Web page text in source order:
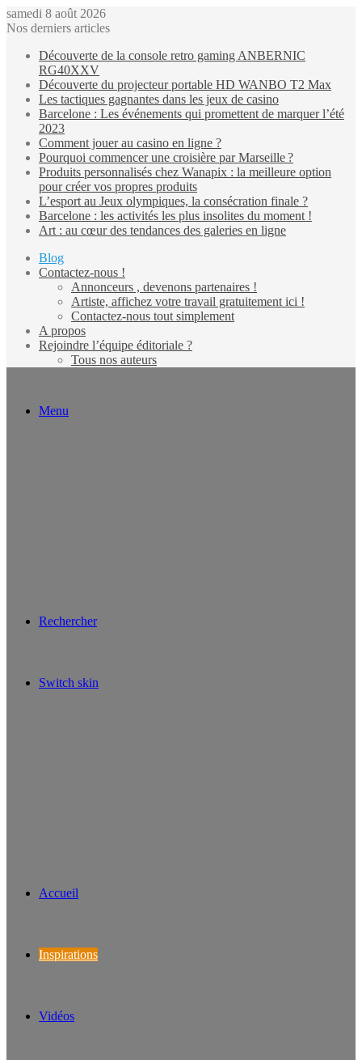
samedi 8 août 2026
Nos derniers articles
Découverte de la console retro gaming ANBERNIC
RG40XXV
Découverte du projecteur portable HD WANBO T2 Max
Les tactiques gagnantes dans les jeux de casino
Barcelone : Les événements qui promettent de marquer l’été
2023
Comment jouer au casino en ligne ?
Pourquoi commencer une croisière par Marseille ?
Produits personnalisés chez Wanapix : la meilleure option
pour créer vos propres produits
L’esport au Jeux olympiques, la consécration finale ?
Barcelone : les activités les plus insolites du moment !
Art : au cœur des tendances des galeries en ligne
Blog
Contactez-nous !
Annonceurs , devenons partenaires !
Artiste, affichez votre travail gratuitement ici !
Contactez-nous tout simplement
A propos
Rejoindre l’équipe éditoriale ?
Tous nos auteurs
Menu
Rechercher
Switch skin
Accueil
Inspirations
Vidéos